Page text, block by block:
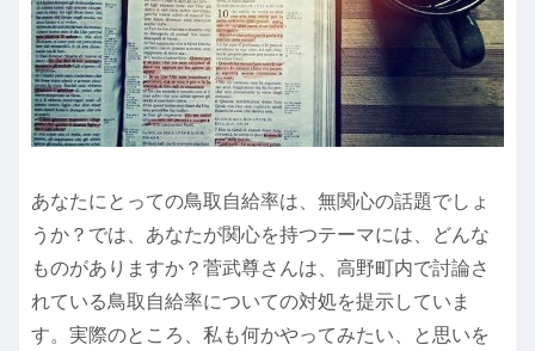
あなたにとっての鳥取自給率は、無関心の話題でしょ
うか？では、あなたが関心を持つテーマには、どんな
ものがありますか？菅武尊さんは、高野町内で討論さ
れている鳥取自給率についての対処を提示していま
す。実際のところ、私も何かやってみたい、と思いを